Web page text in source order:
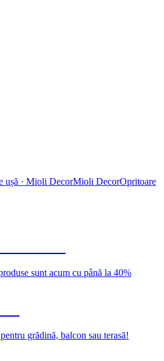
ușă · Mioli DecorMioli DecorOpritoare
sunt acum cu până la 40%
grădină, balcon sau terasă!